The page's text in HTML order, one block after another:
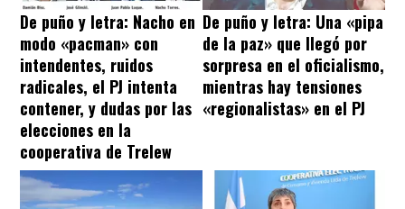
De puño y letra: Nacho en
modo «pacman» con
intendentes, ruidos
radicales, el PJ intenta
contener, y dudas por las
elecciones en la
cooperativa de Trelew
De puño y letra: Una «pipa
de la paz» que llegó por
sorpresa en el oficialismo,
mientras hay tensiones
«regionalistas» en el PJ